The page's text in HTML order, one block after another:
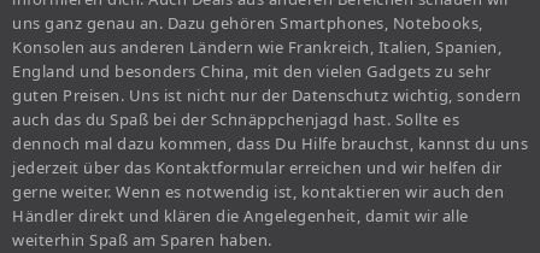
uns ganz genau an. Dazu gehören Smartphones, Notebooks,
Konsolen aus anderen Ländern wie Frankreich, Italien, Spanien,
England und besonders China, mit den vielen Gadgets zu sehr
guten Preisen. Uns ist nicht nur der Datenschutz wichtig, sondern
auch das du Spaß bei der Schnäppchenjagd hast. Sollte es
dennoch mal dazu kommen, dass Du Hilfe brauchst, kannst du uns
jederzeit über das Kontaktformular erreichen und wir helfen dir
gerne weiter. Wenn es notwendig ist, kontaktieren wir auch den
Händler direkt und klären die Angelegenheit, damit wir alle
weiterhin Spaß am Sparen haben.